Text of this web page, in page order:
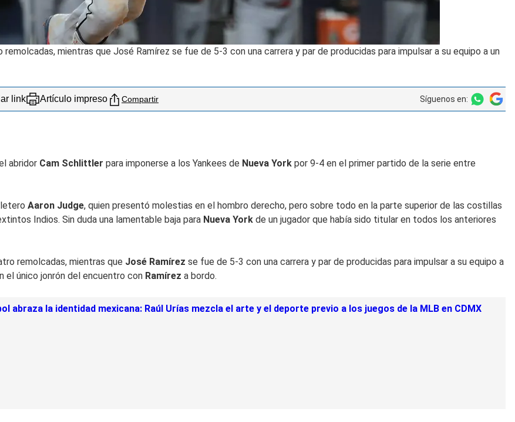
mientras que José Ramírez se fue de 5-3 con una carrera y par de producidas para impulsar a su equipo a un
link Artículo impreso Compartir Síguenos en:
abridor Cam Schlittler para imponerse a los Yankees de Nueva York por 9-4 en el primer partido de la serie entre
Aaron Judge, quien presentó molestias en el hombro derecho, pero sobre todo en la parte superior de las costillas
Indios. Sin duda una lamentable baja para Nueva York de un jugador que había sido titular en todos los anteriores
remolcadas, mientras que José Ramírez se fue de 5-3 con una carrera y par de producidas para impulsar a su equipo a
el único jonrón del encuentro con Ramírez a bordo.
abraza la identidad mexicana: Raúl Urías mezcla el arte y el deporte previo a los juegos de la MLB en CDMX